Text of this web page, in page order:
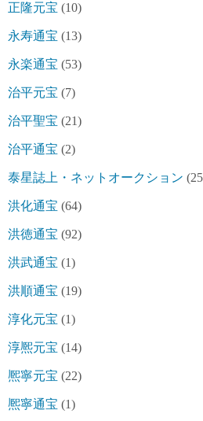
正隆元宝 (10)
永寿通宝 (13)
永楽通宝 (53)
治平元宝 (7)
治平聖宝 (21)
治平通宝 (2)
泰星誌上・ネットオークション
洪化通宝 (64)
洪徳通宝 (92)
洪武通宝 (1)
洪順通宝 (19)
淳化元宝 (1)
淳熈元宝 (14)
熈寧元宝 (22)
熈寧通宝 (1)